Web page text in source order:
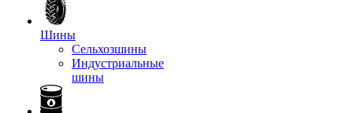
Шины
Сельхозшины
Индустриальные
шины